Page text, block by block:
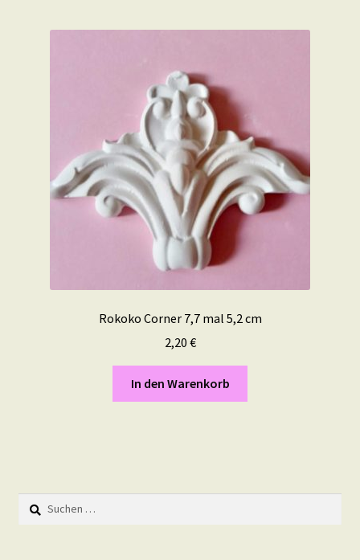
Rokoko Corner 7,7 mal 5,2 cm
2,20 €
In den Warenkorb
Suchen
nach: